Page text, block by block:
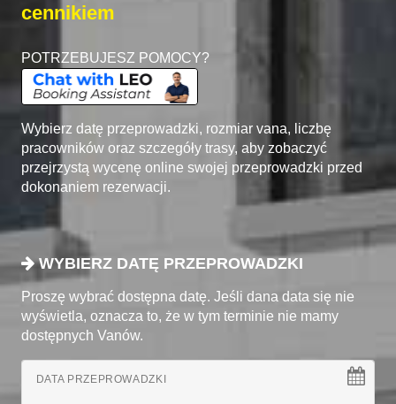
cennikiem
POTRZEBUJESZ POMOCY?
Wybierz datę przeprowadzki, rozmiar vana, liczbę
pracowników oraz szczegóły trasy, aby zobaczyć
przejrzystą wycenę online swojej przeprowadzki przed
dokonaniem rezerwacji.
WYBIERZ DATĘ PRZEPROWADZKI
Proszę wybrać dostępna datę. Jeśli dana data się nie
wyświetla, oznacza to, że w tym terminie nie mamy
dostępnych Vanów.
DATA PRZEPROWADZKI